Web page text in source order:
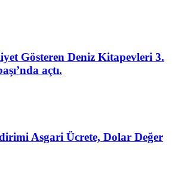
Gösteren Deniz Kitapevleri 3.
açtı.
Asgari Ücrete, Dolar Değer